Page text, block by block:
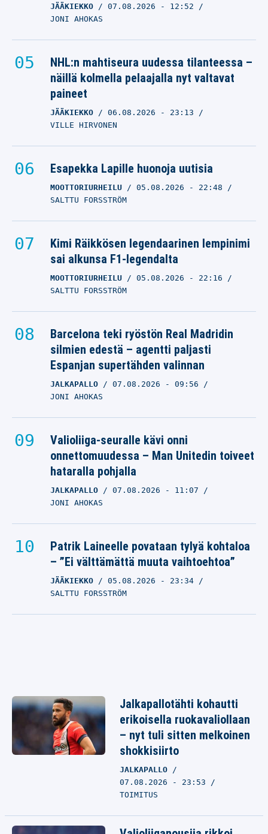
JÄÄKIEKKO 07.08.2026 - 12:52
JONI AHOKAS
NHL:n mahtiseura uudessa tilanteessa –
näillä kolmella pelaajalla nyt valtavat
paineet
JÄÄKIEKKO 06.08.2026 - 23:13
VILLE HIRVONEN
Esapekka Lapille huonoja uutisia
MOOTTORIURHEILU 05.08.2026 - 22:48
SALTTU FORSSTRÖM
Kimi Räikkösen legendaarinen lempinimi
sai alkunsa F1-legendalta
MOOTTORIURHEILU 05.08.2026 - 22:16
SALTTU FORSSTRÖM
Barcelona teki ryöstön Real Madridin
silmien edestä – agentti paljasti
Espanjan supertähden valinnan
JALKAPALLO 07.08.2026 - 09:56
JONI AHOKAS
Valioliiga-seuralle kävi onni
onnettomuudessa – Man Unitedin toiveet
hataralla pohjalla
JALKAPALLO 07.08.2026 - 11:07
JONI AHOKAS
Patrik Laineelle povataan tylyä kohtaloa
– ”Ei välttämättä muuta vaihtoehtoa”
JÄÄKIEKKO 05.08.2026 - 23:34
SALTTU FORSSTRÖM
Jalkapallotähti kohautti
erikoisella ruokavaliollaan
– nyt tuli sitten melkoinen
shokkisiirto
JALKAPALLO
07.08.2026 - 23:53
TOIMITUS